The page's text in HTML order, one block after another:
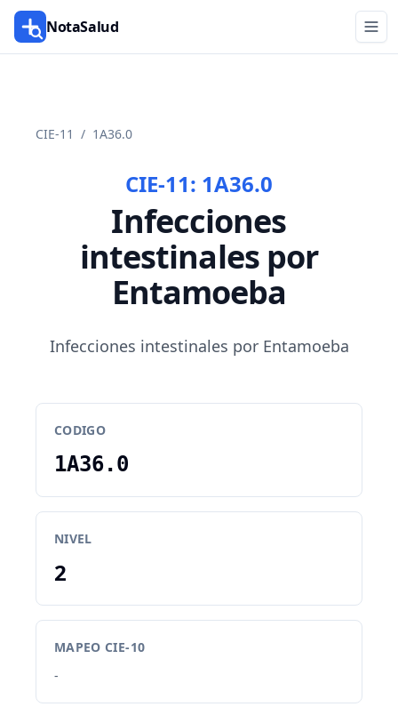
NotaSalud
CIE-11 / 1A36.0
CIE-11: 1A36.0
Infecciones
intestinales por
Entamoeba
Infecciones intestinales por Entamoeba
CODIGO
1A36.0
NIVEL
2
MAPEO CIE-10
-